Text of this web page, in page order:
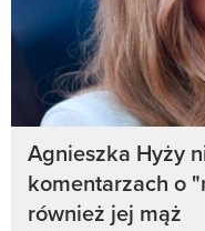
Agnieszka Hyży
komentarzach o
również jej mąż